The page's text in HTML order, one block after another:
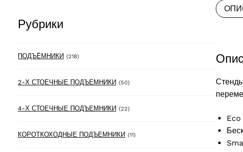
Рубрики
ПОДЪЁМНИКИ (218)218 products
2-Х СТОЕЧНЫЕ ПОДЪЕМНИКИ (50)50 products
4-Х СТОЕЧНЫЕ ПОДЪЕМНИКИ (22)22 products
КОРОТКОХОДНЫЕ ПОДЪЕМНИКИ (11)11 products
Eco